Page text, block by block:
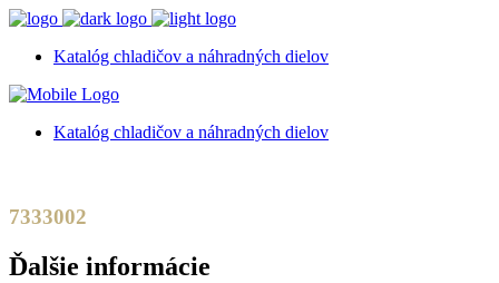
Katalóg chladičov a náhradných dielov
Katalóg chladičov a náhradných dielov
7333002
Ďalšie informácie